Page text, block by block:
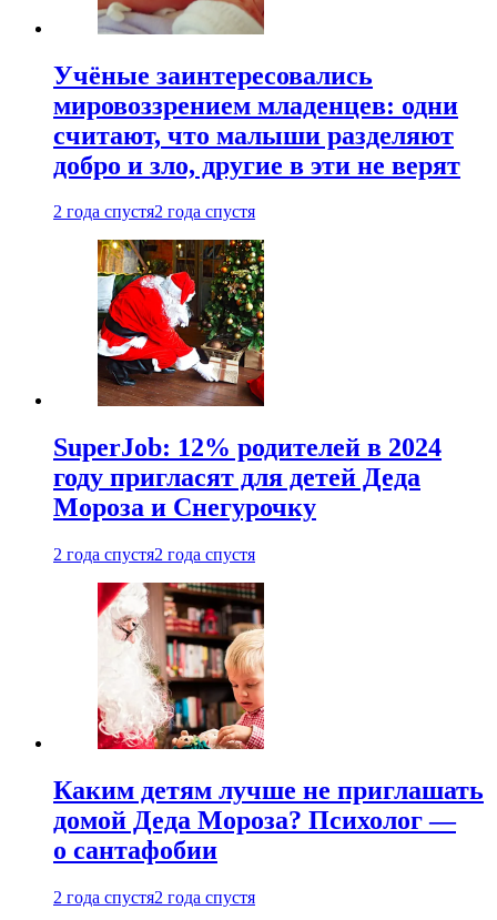
Учёные заинтересовались
мировоззрением младенцев: одни
считают, что малыши разделяют
добро и зло, другие в эти не верят
2 года спустя2 года спустя
SuperJob: 12% родителей в 2024
году пригласят для детей Деда
Мороза и Снегурочку
2 года спустя2 года спустя
Каким детям лучше не приглашать
домой Деда Мороза? Психолог —
о сантафобии
2 года спустя2 года спустя